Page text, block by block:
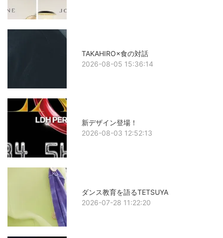
TAKAHIRO×食の対話
2026-08-05 15:36:14
新デザイン登場！
2026-08-03 12:52:13
ダンス教育を語るTETSUYA
2026-07-28 11:22:20